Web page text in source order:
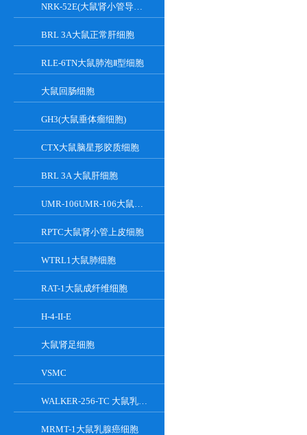
NRK-52E(大鼠肾小管导管上皮细胞)
BRL 3A大鼠正常肝细胞
RLE-6TN大鼠肺泡Ⅱ型细胞
大鼠回肠细胞
GH3(大鼠垂体瘤细胞)
CTX大鼠脑星形胶质细胞
BRL 3A 大鼠肝细胞
UMR-106UMR-106大鼠骨肉瘤细胞
RPTC大鼠肾小管上皮细胞
WTRL1大鼠肺细胞
RAT-1大鼠成纤维细胞
H-4-II-E
大鼠肾足细胞
VSMC
WALKER-256-TC 大鼠乳腺癌细胞系
MRMT-1大鼠乳腺癌细胞